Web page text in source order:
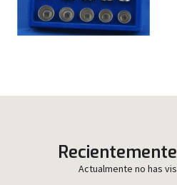
Actualmente no has